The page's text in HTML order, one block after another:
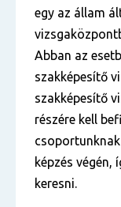
egy az állam
Abban az
szakképesítő
szakképesítő
részére kell
képzés végén,
keresni.